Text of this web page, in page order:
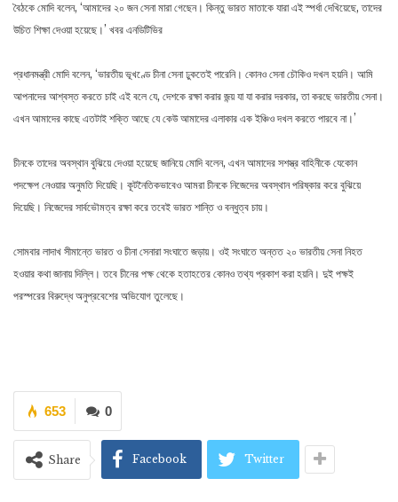
বৈঠকে মোদি বলেন, ‘আমাদের ২০ জন সেনা মারা গেছেন। কিন্তু ভারত মাতাকে যারা এই স্পর্ধা দেখিয়েছে, তাদের
উচিত শিক্ষা দেওয়া হয়েছে।’ খবর এনডিটিভির
প্রধানমন্ত্রী মোদি বলেন, ‘ভারতীয় ভূখণ্ডে চীনা সেনা ঢুকতেই পারেনি। কোনও সেনা চৌকিও দখল হয়নি। আমি
আপনাদের আশ্বস্ত করতে চাই এই বলে যে, দেশকে রক্ষা করার জন্য় যা যা করার দরকার, তা করছে ভারতীয় সেনা।
এখন আমাদের কাছে এতটাই শক্তি আছে যে কেউ আমাদের এলাকার এক ইঞ্চিও দখল করতে পারবে না।’
চীনকে তাদের অবস্থান বুঝিয়ে দেওয়া হয়েছে জানিয়ে মোদি বলেন, এখন আমাদের সশস্ত্র বাহিনীকে যেকোন
পদক্ষেপ নেওয়ার অনুমতি দিয়েছি। কূটনৈতিকভাবেও আমরা চীনকে নিজেদের অবস্থান পরিষ্কার করে বুঝিয়ে
দিয়েছি। নিজেদের সার্বভৌমত্ব রক্ষা করে তবেই ভারত শান্তি ও বন্ধুত্ব চায়।
সোমবার লাদাখ সীমান্তে ভারত ও চীনা সেনারা সংঘাতে জড়ায়। ওই সংঘাতে অন্তত ২০ ভারতীয় সেনা নিহত
হওয়ার কথা জানায় দিল্লি। তবে চীনের পক্ষ থেকে হতাহতের কোনও তথ্য প্রকাশ করা হয়নি। দুই পক্ষই
পরস্পরের বিরুদ্ধে অনুপ্রবেশের অভিযোগ তুলেছে।
0
653
Share Facebook Twitter